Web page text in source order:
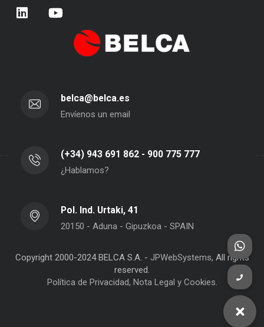
belca@belca.es
Envíenos un email
(+34) 943 691 862 - 900 775 777
¿Hablamos?
Pol. Ind. Urtaki, 41
20150 - Aduna - Gipuzkoa - SPAIN
Copyright 2000-2024 BELCA S.A. - JPWebSystems, All rights
reserved.
Política de Privacidad, Nota Legal y Cookies.